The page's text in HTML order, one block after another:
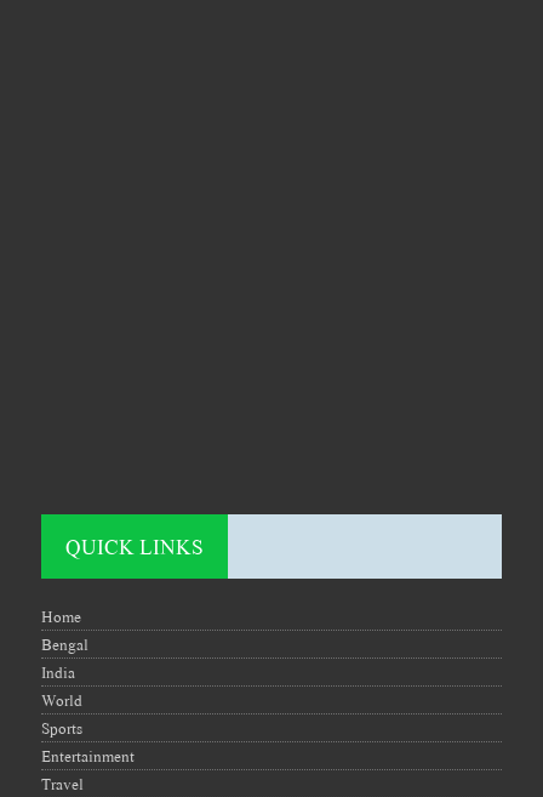
QUICK LINKS
Home
Bengal
India
World
Sports
Entertainment
Travel